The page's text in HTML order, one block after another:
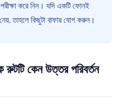
করে নিন। যদি একটি ফোনই
তাহলে কিছুটা বাফার যোগ করুন।
কেন উত্তর পরিবর্তন